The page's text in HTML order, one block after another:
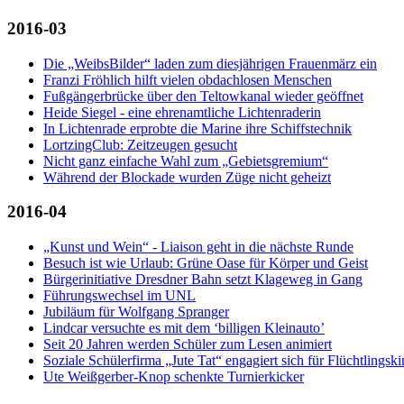
2016-03
Die „WeibsBilder“ laden zum diesjährigen Frauenmärz ein
Franzi Fröhlich hilft vielen obdachlosen Menschen
Fußgängerbrücke über den Teltowkanal wieder geöffnet
Heide Siegel - eine ehrenamtliche Lichtenraderin
In Lichtenrade erprobte die Marine ihre Schiffstechnik
LortzingClub: Zeitzeugen gesucht
Nicht ganz einfache Wahl zum „Gebietsgremium“
Während der Blockade wurden Züge nicht geheizt
2016-04
„Kunst und Wein“ - Liaison geht in die nächste Runde
Besuch ist wie Urlaub: Grüne Oase für Körper und Geist
Bürgerinitiative Dresdner Bahn setzt Klageweg in Gang
Führungswechsel im UNL
Jubiläum für Wolfgang Spranger
Lindcar versuchte es mit dem ‘billigen Kleinauto’
Seit 20 Jahren werden Schüler zum Lesen animiert
Soziale Schülerfirma „Jute Tat“ engagiert sich für
Ute Weißgerber-Knop schenkte Turnierkicker